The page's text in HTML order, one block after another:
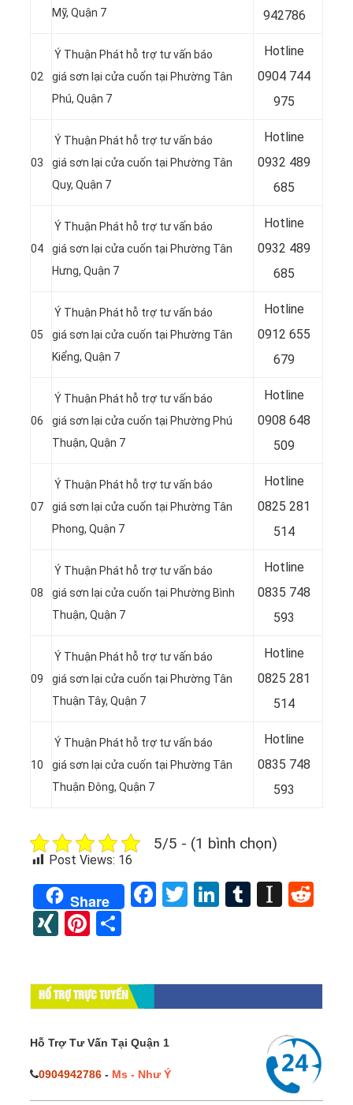
Mỹ, Quận 7
942786
02
Ý Thuận Phát hỗ trợ tư vấn báo
giá sơn lại cửa cuốn tại Phường Tân
Phú, Quận 7
Hotline
0904 744
975
03
Ý Thuận Phát hỗ trợ tư vấn báo
giá sơn lại cửa cuốn tại Phường Tân
Quy, Quận 7
Hotline
0932 489
685
04
Ý Thuận Phát hỗ trợ tư vấn báo
giá sơn lại cửa cuốn tại Phường Tân
Hưng, Quận 7
Hotline
0932 489
685
05
Ý Thuận Phát hỗ trợ tư vấn báo
giá sơn lại cửa cuốn tại Phường Tân
Kiểng, Quận 7
Hotline
0912 655
679
06
Ý Thuận Phát hỗ trợ tư vấn báo
giá sơn lại cửa cuốn tại Phường Phú
Thuận, Quận 7
Hotline
0908 648
509
07
Ý Thuận Phát hỗ trợ tư vấn báo
giá sơn lại cửa cuốn tại Phường Tân
Phong, Quận 7
Hotline
0825 281
514
08
Ý Thuận Phát hỗ trợ tư vấn báo
giá sơn lại cửa cuốn tại Phường Bình
Thuận, Quận 7
Hotline
0835 748
593
09
Ý Thuận Phát hỗ trợ tư vấn báo
giá sơn lại cửa cuốn tại Phường Tân
Thuận Tây, Quận 7
Hotline
0825 281
514
10
Ý Thuận Phát hỗ trợ tư vấn báo
giá sơn lại cửa cuốn tại Phường Tân
Thuận Đông, Quận 7
Hotline
0835 748
593
5/5 - (1 bình chọn)
Post Views: 16
Share Facebook
TwitterLinkedIn
Tumblr
XINGPinterest
HỔ TRỢ TRỰC TUYẾN
Hỗ Trợ Tư Vấn Tại Quận 1
0904942786 - Ms - Như Ý